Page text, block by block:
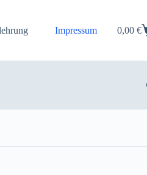
Impressum 0,00 €